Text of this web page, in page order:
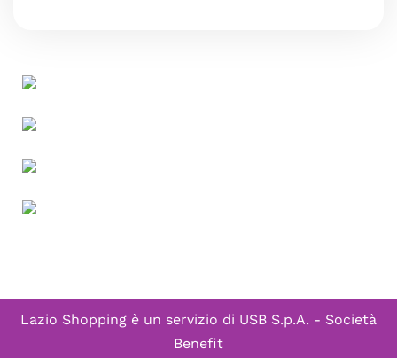
Lazio Shopping è un servizio di USB S.p.A. - Società
Benefit